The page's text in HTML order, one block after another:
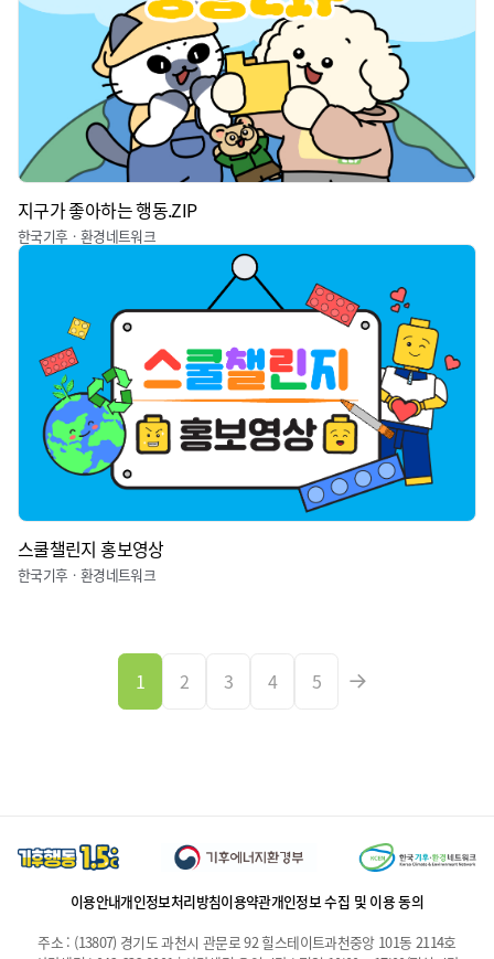
지구가 좋아하는 행동.ZIP
한국기후ㆍ환경네트워크
스쿨챌린지 홍보영상
한국기후ㆍ환경네트워크
1 2 3 4 5
이용안내개인정보처리방침이용약관개인정보 수집 및 이용 동의
주소 : (13807) 경기도 과천시 관문로 92 힐스테이트과천중앙 101동 2114호